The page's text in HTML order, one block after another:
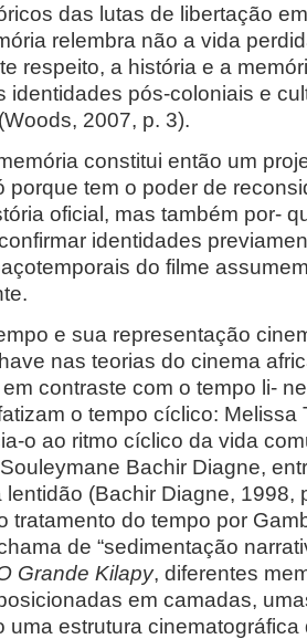
das lutas de libertação
relembra não a vida
respeito, a história e a
identidades pós-coloniais e
2007, p. 3).
constitui então um
porque tem o poder de
oficial, mas também por-
identidades
do filme
e sua representação
nas teorias do cinema
contraste com o tempo li-
o tempo cíclico: Melissa
o ao ritmo cíclico da vida
Bachir Diagne,
lentidão (Bachir Diagne, 1998,
tratamento do tempo por
de “sedimentação
Grande Kilapy, diferentes
em camadas,
uma estrutura cinematográfica